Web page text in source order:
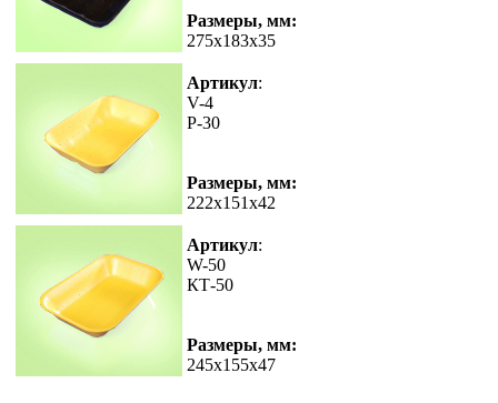
Размеры, мм:
275x183x35
Артикул:
V-4
P-30
Размеры, мм:
222x151x42
Артикул:
W-50
КТ-50
Размеры, мм:
245x155x47